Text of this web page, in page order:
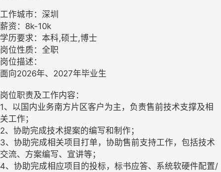
工作城市：深圳
薪资：8k-10k
学历要求：本科,硕士,博士
岗位性质：全职
岗位描述：
面向2026年、2027年毕业生
岗位职责及工作内容：
1、以国内业务南方片区客户为主，负责售前技术支撑及相
关工作；
2、协助完成技术提案的编写和制作；
3、协助完成相关项目打单，协助售前支持工作，包括技术
交流、方案编写、宣讲等；
4、协助完成相应项目的投标，标书应答、系统软硬件配置/